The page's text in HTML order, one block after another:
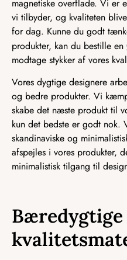
magnetiske overflade. Vi er
vi tilbyder, og kvaliteten
for dag. Kunne du godt
produkter, kan du bestille en
modtage stykker af vores
Vores dygtige designere
og bedre produkter. Vi
skabe det næste produkt til
kun det bedste er godt nok.
skandinaviske og
afspejles i vores produkter,
minimalistisk tilgang til
Bæredygtige